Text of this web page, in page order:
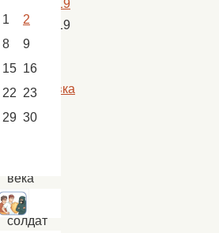
22.02.2019
22.02.2019
Новости
новости
Сокрутовка
века
русский
солдат
1
2
8
9
15 16
22 23
29 30